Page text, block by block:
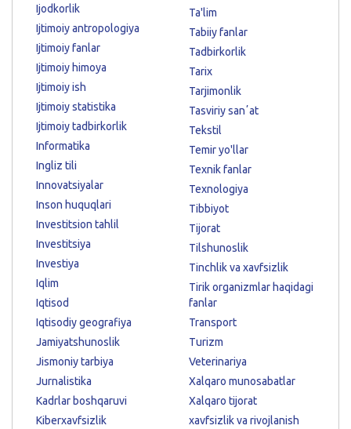
Ijodkorlik
Ijtimoiy antropologiya
Ijtimoiy fanlar
Ijtimoiy himoya
Ijtimoiy ish
Ijtimoiy statistika
Ijtimoiy tadbirkorlik
Informatika
Ingliz tili
Innovatsiyalar
Inson huquqlari
Investitsion tahlil
Investitsiya
Investiya
Iqlim
Iqtisod
Iqtisodiy geografiya
Jamiyatshunoslik
Jismoniy tarbiya
Jurnalistika
Kadrlar boshqaruvi
Kiberxavfsizlik
Ta'lim
Tabiiy fanlar
Tadbirkorlik
Tarix
Tarjimonlik
Tasviriy sanʼat
Tekstil
Temir yo'llar
Texnik fanlar
Texnologiya
Tibbiyot
Tijorat
Tilshunoslik
Tinchlik va xavfsizlik
Tirik organizmlar haqidagi
fanlar
Transport
Turizm
Veterinariya
Xalqaro munosabatlar
Xalqaro tijorat
xavfsizlik va rivojlanish